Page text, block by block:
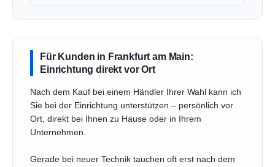
Für Kunden in Frankfurt am Main:
Einrichtung direkt vor Ort
Nach dem Kauf bei einem Händler Ihrer Wahl kann ich
Sie bei der Einrichtung unterstützen – persönlich vor
Ort, direkt bei Ihnen zu Hause oder in Ihrem
Unternehmen.
Gerade bei neuer Technik tauchen oft erst nach dem